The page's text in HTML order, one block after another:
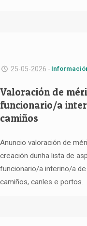
25-05-2026 -
Valoración de
funcionario/a
camiños
Anuncio valoración de
creación dunha lista de
funcionario/a interino/a
camiños, canles e portos.